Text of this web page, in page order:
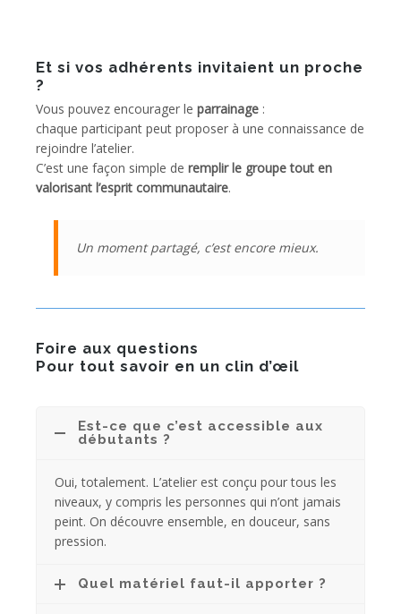
Et si vos adhérents invitaient un proche
?
Vous pouvez encourager le parrainage :
chaque participant peut proposer à une connaissance de
rejoindre l’atelier.
C’est une façon simple de remplir le groupe tout en
valorisant l’esprit communautaire.
Un moment partagé, c’est encore mieux.
Foire aux questions
Pour tout savoir en un clin d’œil
Est-ce que c’est accessible aux
débutants ?
Oui, totalement. L’atelier est conçu pour tous les
niveaux, y compris les personnes qui n’ont jamais
peint. On découvre ensemble, en douceur, sans
pression.
Quel matériel faut-il apporter ?